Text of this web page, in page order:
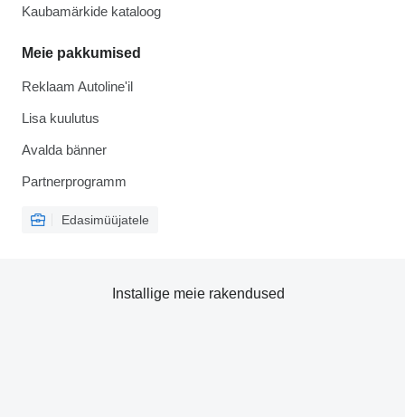
Kaubamärkide kataloog
Meie pakkumised
Reklaam Autoline'il
Lisa kuulutus
Avalda bänner
Partnerprogramm
Edasimüüjatele
Installige meie rakendused